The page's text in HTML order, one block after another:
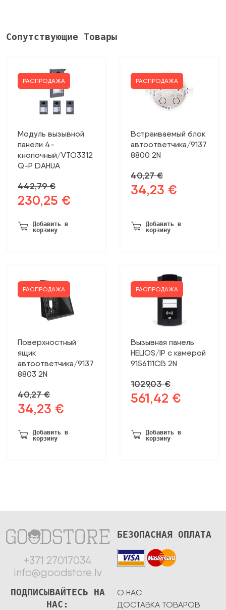
Сопутствующие Товары
РАСПРОДАЖА
Модуль вызывной
панели 4-
кнопочный/VTO3312
Q-P DAHUA
442,79€
Первоначальная
была:
442,79 €.
230,25 €
Добавить в
корзину
РАСПРОДАЖА
Встраиваемый блок
автоответчика/9137
8800 2N
40,27€
Первоначальная
40,27 €.
34,23 €
Добавить в
корзину
РАСПРОДАЖА
Поверхностный
ящик
автоответчика/9137
8803 2N
40,27€
Первоначальная
была:
40,27 €.
34,23 €
34,23 €.
Добавить в
корзину
РАСПРОДАЖА
Вызывная панель
HELIOS/IP с камерой
9156111CB 2N
1029,03€
Первоначальная
1029,03 €.
561,42 €
Добавить в
корзину
+371 27017034
info@goodstore.lv
БЕЗОПАСНАЯ ОПЛАТА
О НАС
ДОСТАВКА ТОВАРОВ
ПОДПИСЫВАЙТЕСЬ НА
НАС: